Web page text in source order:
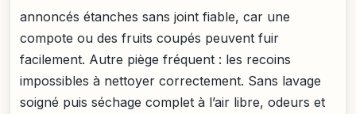
annoncés étanches sans joint fiable, car une
compote ou des fruits coupés peuvent fuir
facilement. Autre piège fréquent : les recoins
impossibles à nettoyer correctement. Sans lavage
soigné puis séchage complet à l’air libre, odeurs et